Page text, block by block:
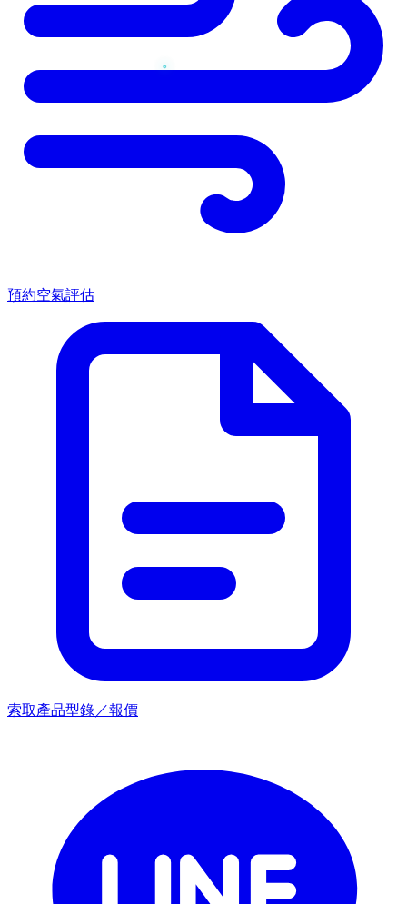
預約空氣評估
索取產品型錄／報價